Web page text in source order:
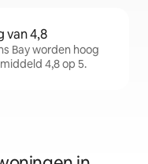
van 4,8
Bay worden hoog
4,8 op 5.